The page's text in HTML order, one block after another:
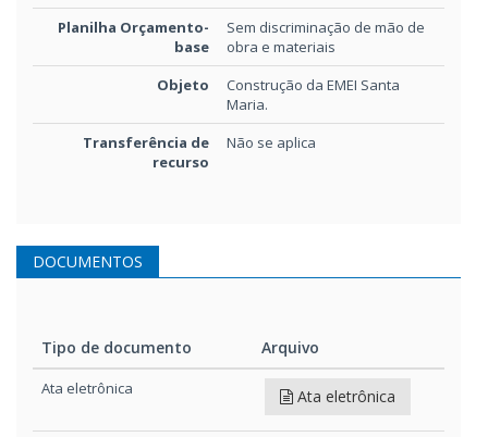
Planilha Orçamento-
base
Sem discriminação de mão de
obra e materiais
Objeto
Construção da EMEI Santa
Maria.
Transferência de
recurso
Não se aplica
DOCUMENTOS
Tipo de documento
Arquivo
Tipo de documento
Ata eletrônica Ata eletrônica